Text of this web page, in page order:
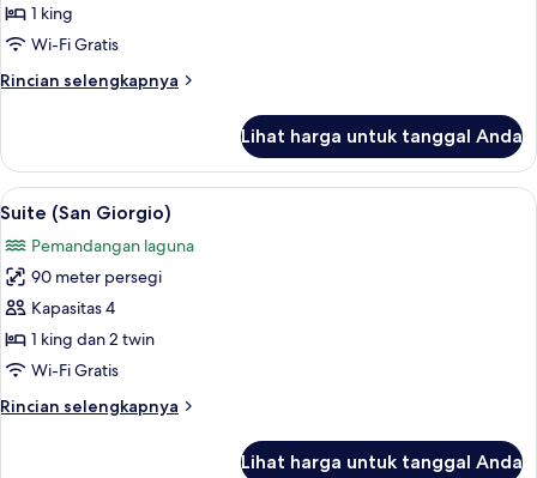
1 king
Wi-Fi Gratis
Rincian selengkapnya
Rincian
Suite
(Palladio)
Lihat harga untuk tanggal Anda
Lihat
semua
foto
untuk
Suite
(San
Giorgio)
Suite (San Giorgio) | Seprai
8
Suite (San Giorgio)
Pemandangan laguna
90 meter persegi
Kapasitas 4
1 king dan 2 twin
Wi-Fi Gratis
Rincian selengkapnya
Rincian
Lihat harga untuk tanggal Anda